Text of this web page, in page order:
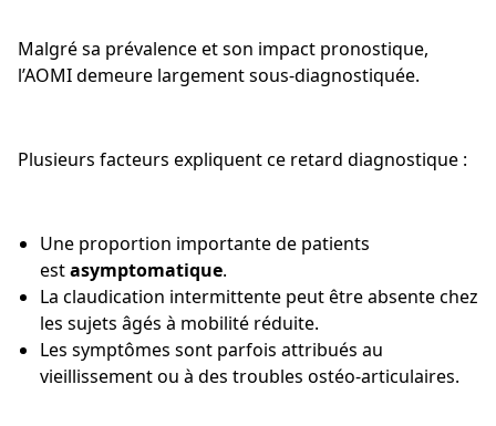
Malgré sa prévalence et son impact pronostique,
l’AOMI demeure largement sous-diagnostiquée.
Plusieurs facteurs expliquent ce retard diagnostique :
Une proportion importante de patients
estasymptomatique.
La claudication intermittente peut être absente chez
les sujets âgés à mobilité réduite.
Les symptômes sont parfois attribués au
vieillissement ou à des troubles ostéo-articulaires.